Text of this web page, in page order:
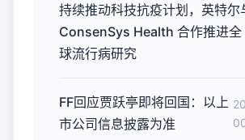
持续推动科技抗疫计划，英特尔
ConsenSys Health 合作推进全
球流行病研究
FF回应贾跃亭即将回国：以上
市公司信息披露为准